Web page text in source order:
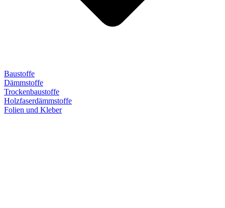
Baustoffe
Dämmstoffe
Trockenbaustoffe
Holzfaserdämmstoffe
Folien und Kleber